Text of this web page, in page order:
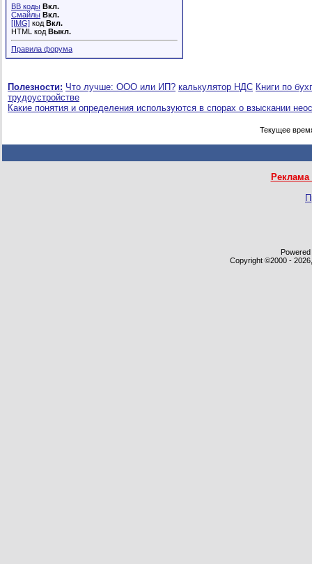
BB коды Вкл.
Смайлы Вкл.
[IMG] код Вкл.
HTML код Выкл.
Правила форума
Полезности: Что лучше: ООО или ИП? калькулятор НДС Книги по
трудоустройстве
Какие понятия и определения используются в спорах о взыскании
Текущее
Copyright ©2000 -